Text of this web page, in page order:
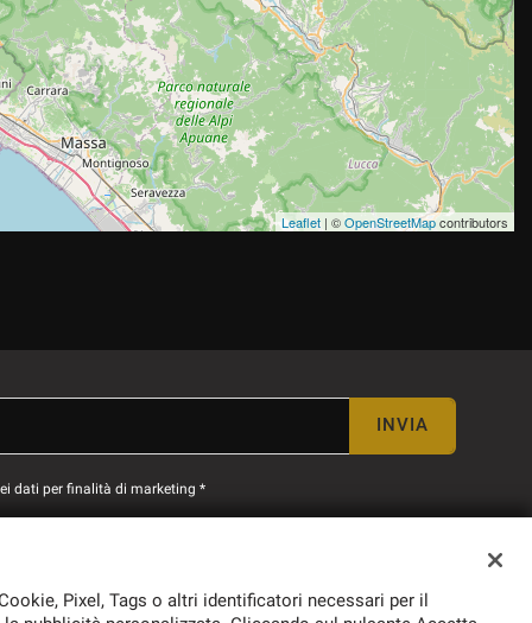
Leaflet | ©OpenStreetMapcontributors
INVIA
dati per finalità di marketing *
Pixel, Tags o altri identificatori necessari per il